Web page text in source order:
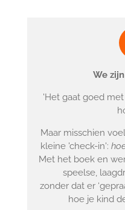
We
'Het gaat goed
Maar misschien
kleine 'check-in':
Met het boek en
speelse,
zonder dat er
hoe je kind